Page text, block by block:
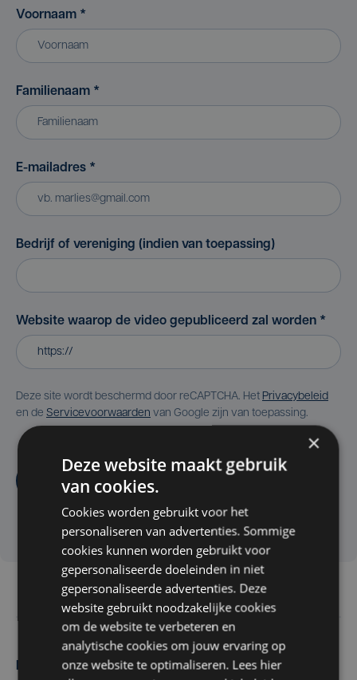
Voornaam *
Familienaam *
E-mailadres *
Bedrijf of vereniging (indien van toepassing)
Website waarop de video gepubliceerd zal worden *
Deze site wordt beschermd door reCAPTCHA. Het Privacybeleid
en de Servicevoorwaarden van Google zijn van toepassing.
Aanvragen
Maak zelf het nieuws
×
Deze website maakt gebruik
van cookies.
Cookies worden gebruikt voor het
personaliseren van advertenties. Sommige
cookies kunnen worden gebruikt voor
gepersonaliseerde doeleinden in niet
gepersonaliseerde advertenties. Deze
website gebruikt noodzakelijke cookies
om de website te verbeteren en
analytische cookies om jouw ervaring op
onze website te optimaliseren. Lees hier